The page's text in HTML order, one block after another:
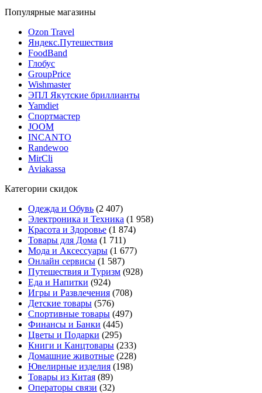
Популярные магазины
Ozon Travel
Яндекс.Путешествия
FoodBand
Глобус
GroupPrice
Wishmaster
ЭПЛ Якутские бриллианты
Yamdiet
Спортмастер
JOOM
INCANTO
Randewoo
MirCli
Aviakassa
Категории скидок
Одежда и Обувь (2 407)
Электроника и Техника (1 958)
Красота и Здоровье (1 874)
Товары для Дома (1 711)
Мода и Аксессуары (1 677)
Онлайн сервисы (1 587)
Путешествия и Туризм (928)
Еда и Напитки (924)
Игры и Развлечения (708)
Детские товары (576)
Спортивные товары (497)
Финансы и Банки (445)
Цветы и Подарки (295)
Книги и Канцтовары (233)
Домашние животные (228)
Ювелирные изделия (198)
Товары из Китая (89)
Операторы связи (32)